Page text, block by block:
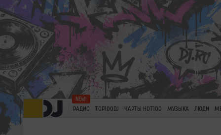
РАДИО TOP100DJ ЧАРТЫ HOT100 МУЗЫКА ЛЮДИ